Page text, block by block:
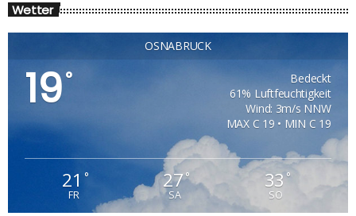
Wetter
OSNABRÜCK
19°
Bedeckt
61% Luftfeuchtigkeit
Wind: 3m/s NNW
MAX C 19 • MIN C 19
21 °
FR
27°
SA
33°
SO